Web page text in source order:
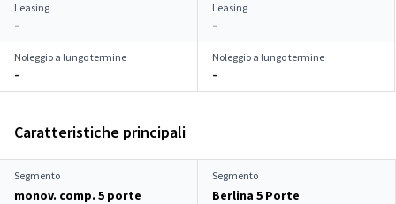
Leasing
–
Leasing
–
Noleggio a lungo termine
–
Noleggio a lungo termine
–
Caratteristiche principali
Segmento
monov. comp. 5 porte
Segmento
Berlina 5 Porte